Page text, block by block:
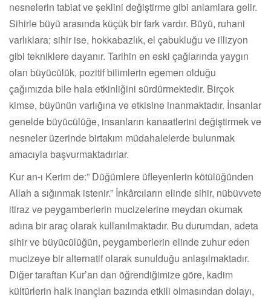
nesnelerin tabiat ve şeklini değiştirme gibi anlamlara gelir.
Sihirle büyü arasında küçük bir fark vardır. Büyü, ruhani
varlıklara; sihir ise, hokkabazlık, el çabukluğu ve illizyon
gibi tekniklere dayanır. Tarihin en eski çağlarında yaygın
olan büyücülük, pozitif bilimlerin egemen olduğu
çağımızda bile hala etkinliğini sürdürmektedir. Birçok
kimse, büyünün varlığına ve etkisine inanmaktadır. İnsanlar
genelde büyücülüğe, insanların kanaatlerini değiştirmek ve
nesneler üzerinde birtakım müdahalelerde bulunmak
amacıyla başvurmaktadırlar.
Kur an-ı Kerim de:” Düğümlere üfleyenlerin kötülüğünden
Allah a sığınmak istenir.” İnkârcıların elinde sihir, nübüvvete
itiraz ve peygamberlerin mucizelerine meydan okumak
adına bir araç olarak kullanılmaktadır. Bu durumdan, adeta
sihir ve büyücülüğün, peygamberlerin elinde zuhur eden
mucizeye bir alternatif olarak sunulduğu anlaşılmaktadır.
Diğer taraftan Kur’an dan öğrendiğimize göre, kadim
kültürlerin halk inançları bazında etkili olmasından dolayı,